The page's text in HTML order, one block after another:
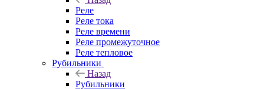
Реле
Реле тока
Реле времени
Реле промежуточное
Реле тепловое
Рубильники
Назад
Рубильники